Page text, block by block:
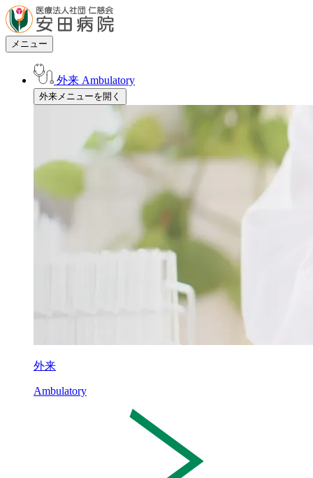
メニュー
外来 Ambulatory
外来メニューを開く
外来
Ambulatory